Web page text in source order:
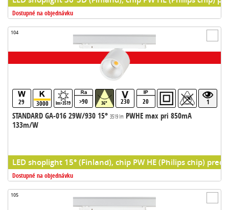
Dostupné na objednávku
104
29 3000 lm>3519 >90 36° 230 20 1
STANDARD GA-016 29W/930 15° 3519 lmPWHE max pri 850mA
133m/W
LED shoplight 15° (Finland), chip PW HE (Philips chip)
Dostupné na objednávku
105